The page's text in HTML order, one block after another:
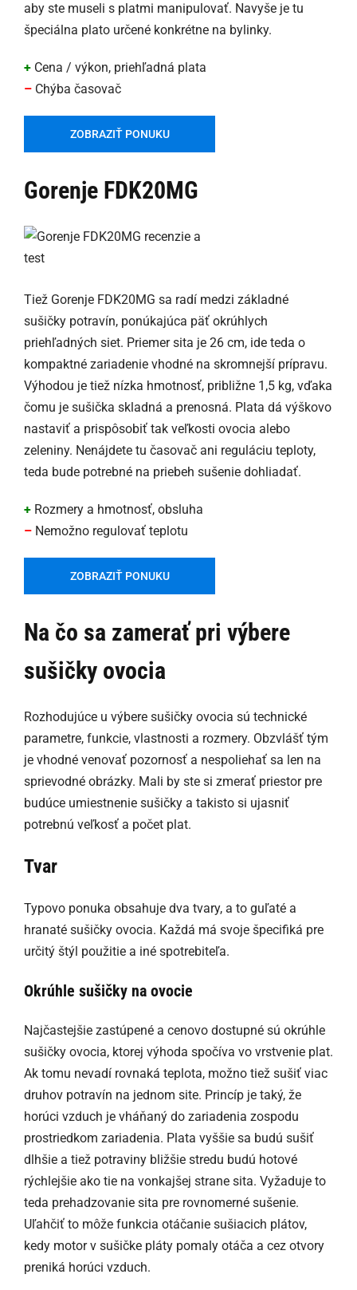
aby ste museli s platmi manipulovať. Navyše je tu
špeciálna plato určené konkrétne na bylinky.
+ Cena / výkon, priehľadná plata
– Chýba časovač
ZOBRAZIŤ PONUKU
Gorenje FDK20MG
Tiež Gorenje FDK20MG sa radí medzi základné
sušičky potravín, ponúkajúca päť okrúhlych
priehľadných siet. Priemer sita je 26 cm, ide teda o
kompaktné zariadenie vhodné na skromnejší prípravu.
Výhodou je tiež nízka hmotnosť, približne 1,5 kg, vďaka
čomu je sušička skladná a prenosná. Plata dá výškovo
nastaviť a prispôsobiť tak veľkosti ovocia alebo
zeleniny. Nenájdete tu časovač ani reguláciu teploty,
teda bude potrebné na priebeh sušenie dohliadať.
+ Rozmery a hmotnosť, obsluha
– Nemožno regulovať teplotu
ZOBRAZIŤ PONUKU
Na čo sa zamerať pri výbere
sušičky ovocia
Rozhodujúce u výbere sušičky ovocia sú technické
parametre, funkcie, vlastnosti a rozmery. Obzvlášť tým
je vhodné venovať pozornosť a nespoliehať sa len na
sprievodné obrázky. Mali by ste si zmerať priestor pre
budúce umiestnenie sušičky a takisto si ujasniť
potrebnú veľkosť a počet plat.
Tvar
Typovo ponuka obsahuje dva tvary, a to guľaté a
hranaté sušičky ovocia. Každá má svoje špecifiká pre
určitý štýl použitie a iné spotrebiteľa.
Okrúhle sušičky na ovocie
Najčastejšie zastúpené a cenovo dostupné sú okrúhle
sušičky ovocia, ktorej výhoda spočíva vo vrstvenie plat.
Ak tomu nevadí rovnaká teplota, možno tiež sušiť viac
druhov potravín na jednom site. Princíp je taký, že
horúci vzduch je vháňaný do zariadenia zospodu
prostriedkom zariadenia. Plata vyššie sa budú sušiť
dlhšie a tiež potraviny bližšie stredu budú hotové
rýchlejšie ako tie na vonkajšej strane sita. Vyžaduje to
teda prehadzovanie sita pre rovnomerné sušenie.
Uľahčiť to môže funkcia otáčanie sušiacich plátov,
kedy motor v sušičke pláty pomaly otáča a cez otvory
preniká horúci vzduch.